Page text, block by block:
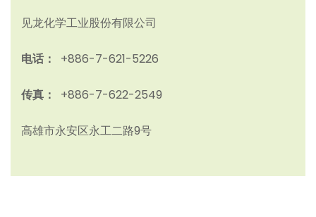
见龙化学工业股份有限公司
电话： +886-7-621-5226
传真： +886-7-622-2549
高雄市永安区永工二路9号